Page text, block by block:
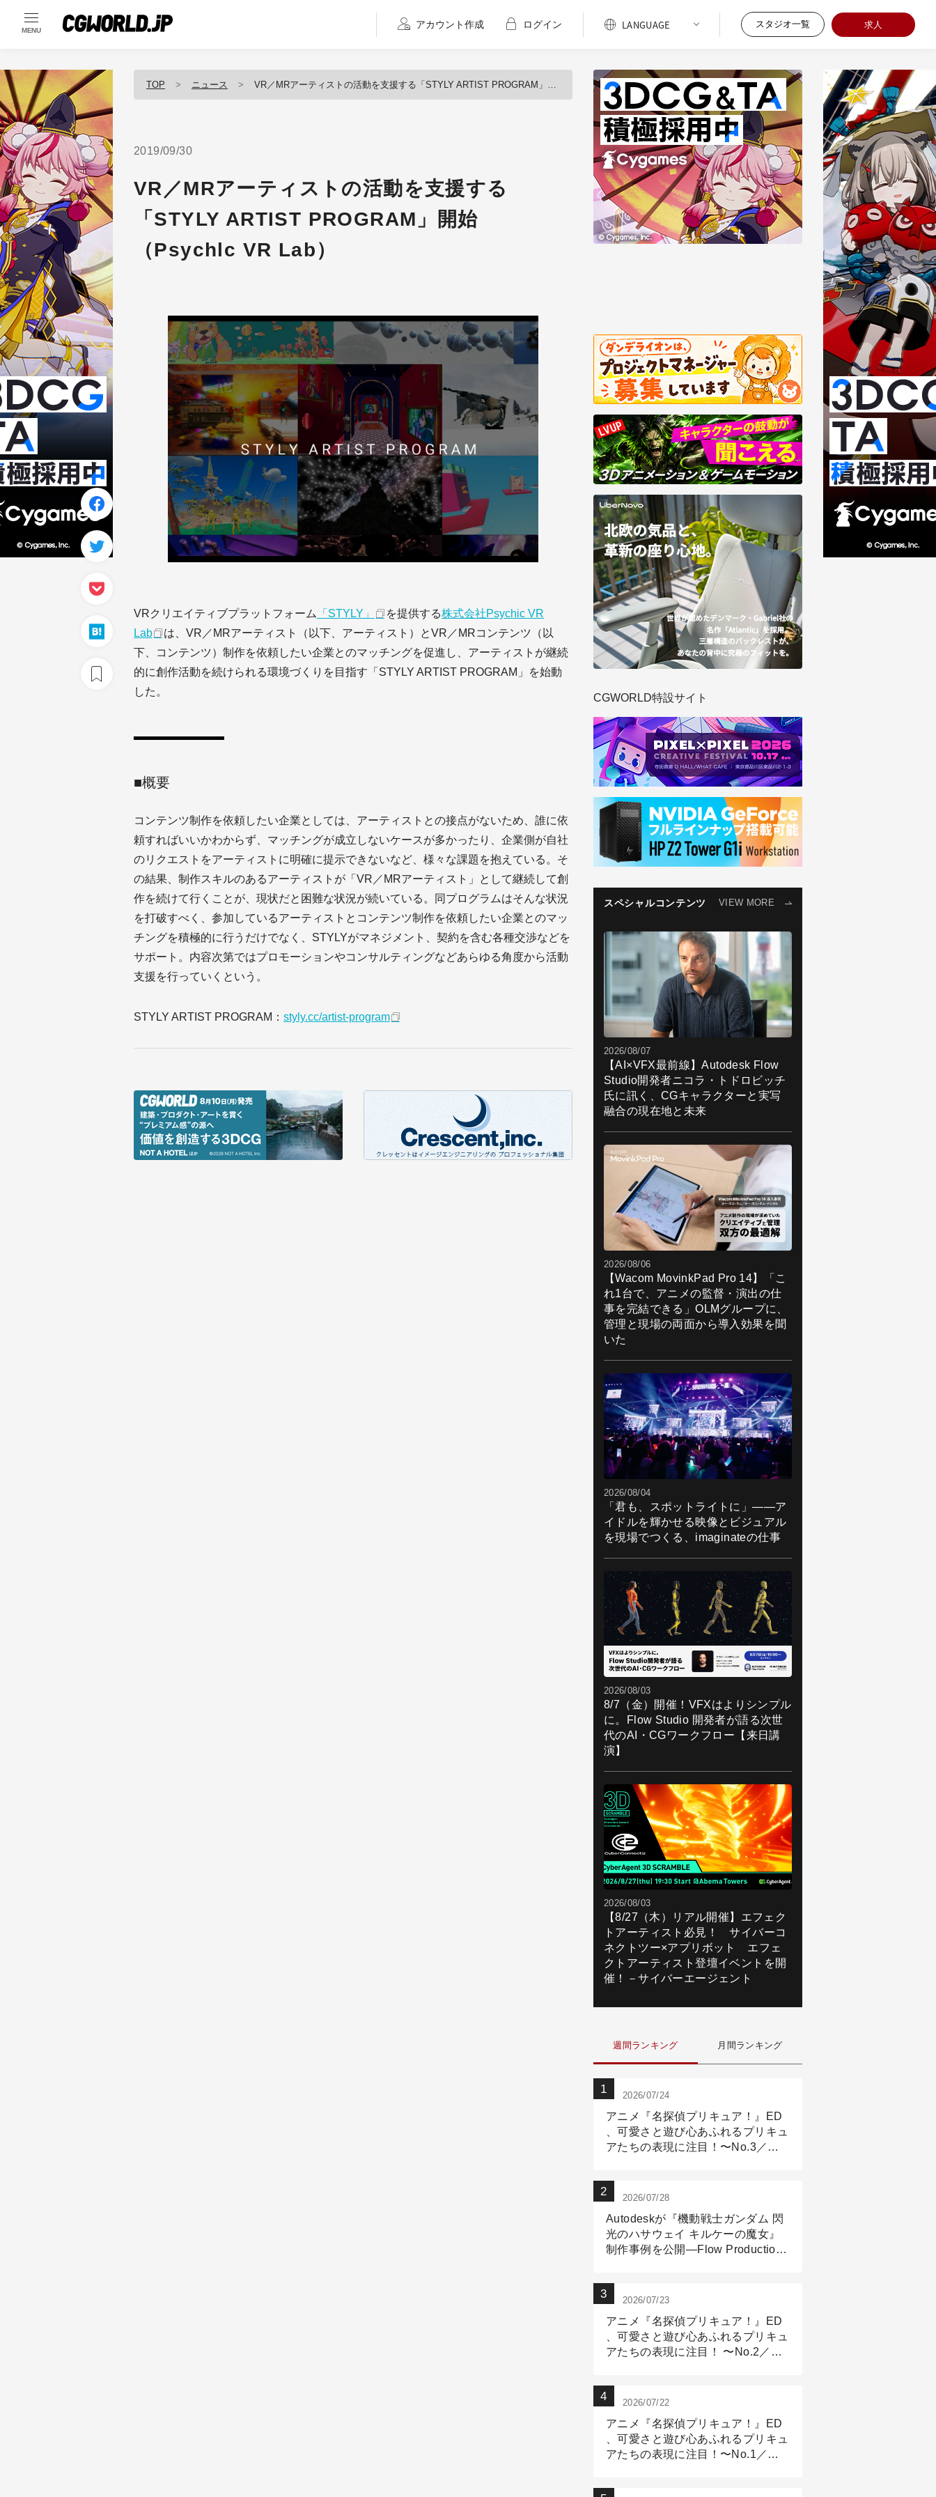
MENU
アカウント作成 ログイン スタジオ一覧 求人
TOP ニュース VR／MRアーティストの活動を支援する「STYLY ARTIST PROGRAM」開始（Psychlc VR Lab）
2019/09/30
VR／MRアーティストの活動を支援する
「STYLY ARTIST PROGRAM」開始
（Psychlc VR Lab）
VRクリエイティブプラットフォーム 「STYLY」 を提供する株式会社Psychic VR
Lab
は、VR／MRアーティスト（以下、アーティスト）とVR／MRコンテンツ（以
下、コンテンツ）制作を依頼したい企業とのマッチングを促進し、アーティストが継続
的に創作活動を続けられる環境づくりを目指す「STYLY ARTIST PROGRAM」を始動
した。
■概要
コンテンツ制作を依頼したい企業としては、アーティストとの接点がないため、誰に依
頼すればいいかわからず、マッチングが成立しないケースが多かったり、企業側が自社
のリクエストをアーティストに明確に提示できないなど、様々な課題を抱えている。そ
の結果、制作スキルのあるアーティストが「VR／MRアーティスト」として継続して創
作を続けて行くことが、現状だと困難な状況が続いている。同プログラムはそんな状況
を打破すべく、参加しているアーティストとコンテンツ制作を依頼したい企業とのマッ
チングを積極的に行うだけでなく、STYLYがマネジメント、契約を含む各種交渉などを
サポート。内容次第ではプロモーションやコンサルティングなどあらゆる角度から活動
支援を行っていくという。
STYLY ARTIST PROGRAM： styly.cc/artist-program
CGWORLD特設サイト
スペシャルコンテンツ VIEW MORE
2026/08/07
【AI×VFX最前線】Autodesk Flow
Studio開発者ニコラ・トドロビッチ
氏に訊く、CGキャラクターと実写
融合の現在地と未来
2026/08/06
【Wacom MovinkPad Pro 14】「こ
れ1台で、アニメの監督・演出の仕
事を完結できる」OLMグループに、
管理と現場の両面から導入効果を聞
いた
2026/08/04
「君も、スポットライトに」――ア
イドルを輝かせる映像とビジュアル
を現場でつくる、imaginateの仕事
2026/08/03
8/7（金）開催！VFXはよりシンプル
に。Flow Studio 開発者が語る次世
代のAI・CGワークフロー【来日講
演】
2026/08/03
【8/27（木）リアル開催】エフェク
トアーティスト必見！ サイバーコ
ネクトツー×アプリボット エフェ
クトアーティスト登壇イベントを開
催！－サイバーエージェント
週間ランキング 月間ランキング
2026/07/24
アニメ『名探偵プリキュア！』ED
、可愛さと遊び心あふれるプリキュ
アたちの表現に注目！〜No.3／ア
2026/07/28
Autodeskが『機動戦士ガンダム 閃
光のハサウェイ キルケーの魔女』
制作事例を公開―Flow Production
2026/07/23
アニメ『名探偵プリキュア！』ED
、可愛さと遊び心あふれるプリキュ
アたちの表現に注目！ 〜No.2／モ
2026/07/22
アニメ『名探偵プリキュア！』ED
、可愛さと遊び心あふれるプリキュ
アたちの表現に注目！〜No.1／演